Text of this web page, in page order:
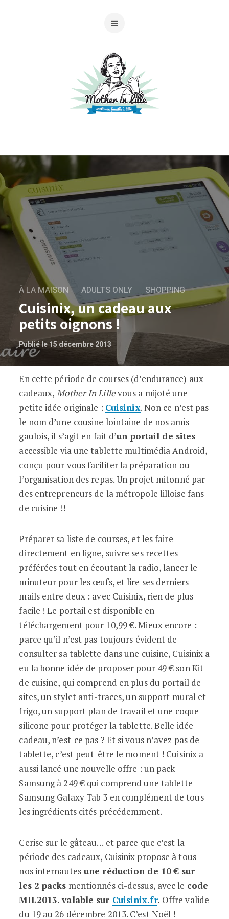
À LA MAISON ADULTS ONLY SHOPPING
Cuisinix, un cadeau aux
petits oignons !
Publié le 15 décembre 2013
Cuisinix, un cadeau aux petits oignons !
En cette période de courses (d’endurance) aux
cadeaux, Mother In Lillevous a mijoté une
petite idée originale : Cuisinix. Non ce n’est pas
le nom d’une cousine lointaine de nos amis
gaulois, il s’agit en fait d’un portail de sites
accessible via une tablette multimédia Android,
conçu pour vous faciliter la préparation ou
l’organisation des repas. Un projet mitonné par
des entrepreneurs de la métropole lilloise fans
de cuisine !!
Préparer sa liste de courses, et les faire
directement en ligne, suivre ses recettes
préférées tout en écoutant la radio, lancer le
minuteur pour les œufs, et lire ses derniers
mails entre deux : avec Cuisinix, rien de plus
facile ! Le portail est disponible en
téléchargement pour 10,99 €. Mieux encore :
parce qu’il n’est pas toujours évident de
consulter sa tablette dans une cuisine, Cuisinix a
eu la bonne idée de proposer pour 49 € son Kit
de cuisine, qui comprend en plus du portail de
sites, un stylet anti-traces, un support mural et
frigo, un support plan de travail et une coque
silicone pour protéger la tablette. Belle idée
cadeau, n’est-ce pas ? Et si vous n’avez pas de
tablette, c’est peut-être le moment ! Cuisinix a
aussi lancé une nouvelle offre : un pack
Samsung à 249 € qui comprend une tablette
Samsung Galaxy Tab 3 en complément de tous
les ingrédients cités précédemment.
Cerise sur le gâteau… et parce que c’est la
période des cadeaux, Cuisinix propose à tous
nos internautesune réduction de 10 € sur
les 2 packs mentionnés ci-dessus, avec le code
MIL2013. valable sur Cuisinix.fr. Offre valide
du 19 au 26 décembre 2013. C’est Noël !